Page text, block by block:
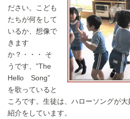
ださい。こども
たちが何をして
いるか、想像で
きます
か？・・・ そ
うです、”The
Hello Song”
を歌っていると
ころです。生徒は、ハローソングが
紹介をしています。